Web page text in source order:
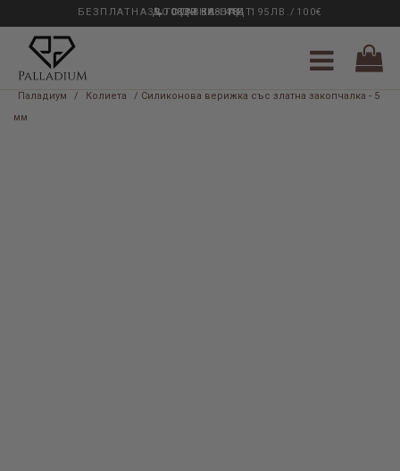
33 ГОДИНИ ОПИТ
БЕЗПЛАТНА ДОСТАВКА НАД 195ЛВ./100€
0889 888 484
Паладиум / Колиета
/ Силиконова верижка със златна закопчалка - 5
мм